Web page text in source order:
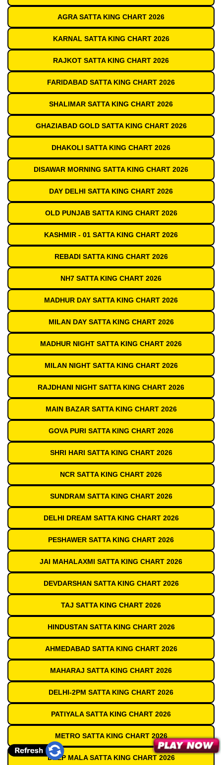
AGRA SATTA KING CHART 2026
KARNAL SATTA KING CHART 2026
RAJKOT SATTA KING CHART 2026
FARIDABAD SATTA KING CHART 2026
SHALIMAR SATTA KING CHART 2026
GHAZIABAD GOLD SATTA KING CHART 2026
DHAKOLI SATTA KING CHART 2026
DISAWAR MORNING SATTA KING CHART 2026
DAY DELHI SATTA KING CHART 2026
OLD PUNJAB SATTA KING CHART 2026
KASHMIR - 01 SATTA KING CHART 2026
REBADI SATTA KING CHART 2026
NH7 SATTA KING CHART 2026
MADHUR DAY SATTA KING CHART 2026
MILAN DAY SATTA KING CHART 2026
MADHUR NIGHT SATTA KING CHART 2026
MILAN NIGHT SATTA KING CHART 2026
RAJDHANI NIGHT SATTA KING CHART 2026
MAIN BAZAR SATTA KING CHART 2026
GOVA PURI SATTA KING CHART 2026
SHRI HARI SATTA KING CHART 2026
NCR SATTA KING CHART 2026
SUNDRAM SATTA KING CHART 2026
DELHI DREAM SATTA KING CHART 2026
PESHAWER SATTA KING CHART 2026
JAI MAHALAXMI SATTA KING CHART 2026
DEVDARSHAN SATTA KING CHART 2026
TAJ SATTA KING CHART 2026
HINDUSTAN SATTA KING CHART 2026
AHMEDABAD SATTA KING CHART 2026
MAHARAJ SATTA KING CHART 2026
DELHI-2PM SATTA KING CHART 2026
PATIYALA SATTA KING CHART 2026
METRO SATTA KING CHART 2026
DEEP MALA SATTA KING CHART 2026